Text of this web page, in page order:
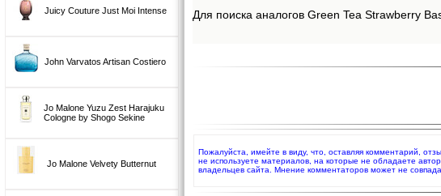
Juicy Couture Just Moi Intense
John Varvatos Artisan Costiero
Jo Malone Yuzu Zest Harajuku
Cologne by Shogo Sekine
Jo Malone Velvety Butternut
Для поиска аналогов Green Tea Strawberry
Пожалуйста, имейте в виду, что, оставляя комментарий,
не используете материалов, на которые не обладаете
владельцев сайта. Мнение комментаторов может не